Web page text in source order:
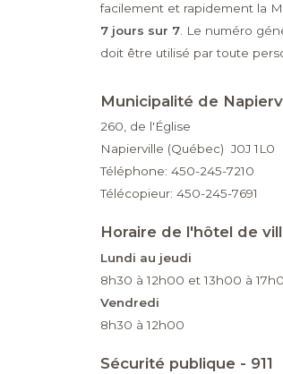
facilement et rapidement la
7 jours sur 7. Le numéro
doit être utilisé par toute
Municipalité de
260, de l'Église
Napierville (Québec) J0J 1L0
Téléphone: 450-245-7210
Télécopieur: 450-245-7691
Horaire de l'hôtel de
Lundi au jeudi
8h30 à 12h00 et 13h00 à
Vendredi
8h30 à 12h00
Sécurité publique - 911